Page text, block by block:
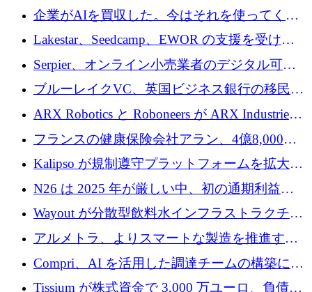
追いつきつつある」
企業がAIを買収した。今はそれを使ってくれ
る人々が必要です
Lakestar、Seedcamp、EWOR の支援を受け、
SE3 が自律システム用の空間 AI プラットフォ
ームを発表
Serpier、オンライン小売業者のデジタル可視
性向上を支援するために 140 万ユーロを調達
ブルーレイクVC、英国ビジネス銀行の移民主
導スタートアップ支援で初のファンド獲得に
ARX Robotics と Roboneers が ARX Industries
を設立し、無人地上車両の生産を拡大
フランスの健康保険会社アラン、4億8,000万
ユーロの資金調達ラウンドで合意
Kalipso が規制遵守プラットフォームを拡大す
るために 320 万ドルを調達
N26 は 2025 年が厳しい中、初の通期利益を
達成
Wayout が分散型飲料水インフラストラクチャ
プラットフォームを拡張するために 242 万ユ
ーロを調達
アルメトラ、よりスマートな製造を推進する
ためにシリーズ A で 1,630 万ユーロを確保
Compri、AI を活用した調達チームの構築に
320 万ユーロを確保
Tissium が株式資金で 3,000 万ユーロ、負債で